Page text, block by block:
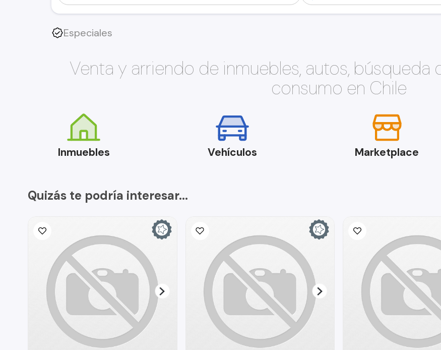
Especiales
Venta y arriendo de inmuebles, autos,
consumo en Chile
Inmuebles Vehículos Marketplace
Quizás te podría interesar...